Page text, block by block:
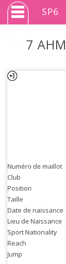
SP6
7
Numéro de maillot
Club
Position
Taille
Date de naissance
Lieu de Naissance
Sport Nationality
Reach
Jump